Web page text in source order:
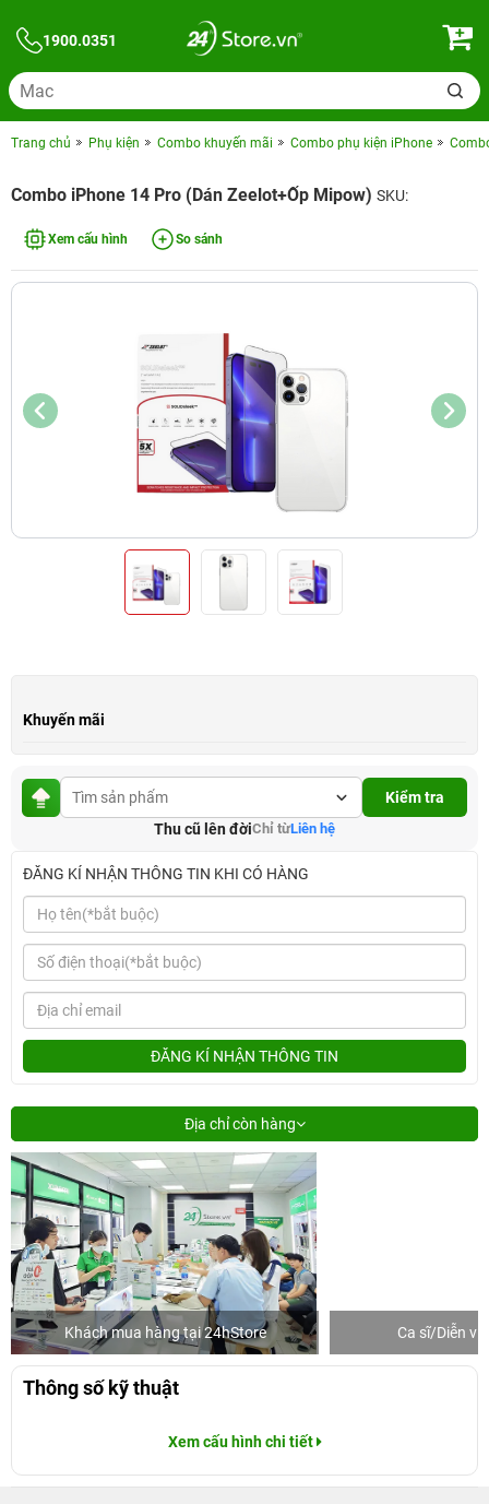
1900.0351
Trang chủ Phụ kiện Combo khuyến mãi Combo phụ kiện iPhone
Combo iPhone 14 Pro (Dán Zeelot+Ốp Mipow) SKU:
Xem cấu hình So sánh
Khuyến mãi
Kiểm tra
Thu cũ lên đờiChỉ từLiên hệ
ĐĂNG KÍ NHẬN THÔNG TIN KHI CÓ HÀNG
ĐĂNG KÍ NHẬN THÔNG TIN
Địa chỉ còn hàng
Khách mua hàng tại 24hStore Ca sĩ/Diễn
Thông số kỹ thuật
Xem cấu hình chi tiết